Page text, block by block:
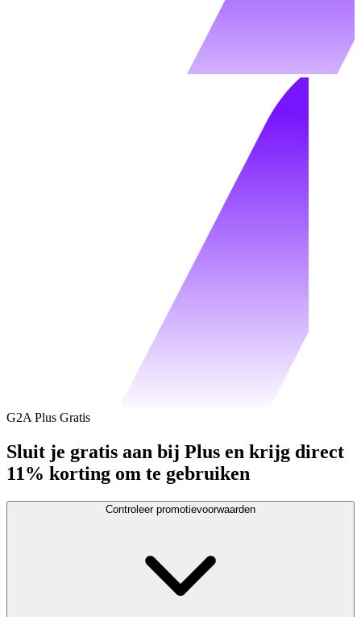
G2A Plus Gratis
Sluit je gratis aan bij Plus en krijg direct
11% korting om te gebruiken
Controleer promotievoorwaarden